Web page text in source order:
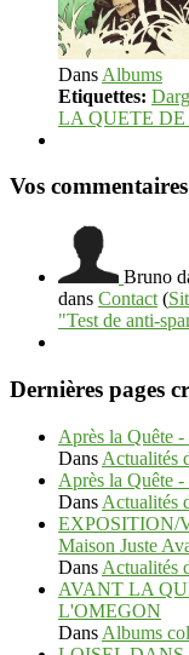
Dans Albums
Etiquettes:
LA QUETE
Vos commentaires
Bruno
dans Contact (
"Test de anti-
Dernières pages
Après la Quête
Dans Actualités
Après la Quête
Dans Actualités
EXPOSITION/
Maison Juste
Dans Actualités
AVANT LA
L'OMEGON
Dans Albums